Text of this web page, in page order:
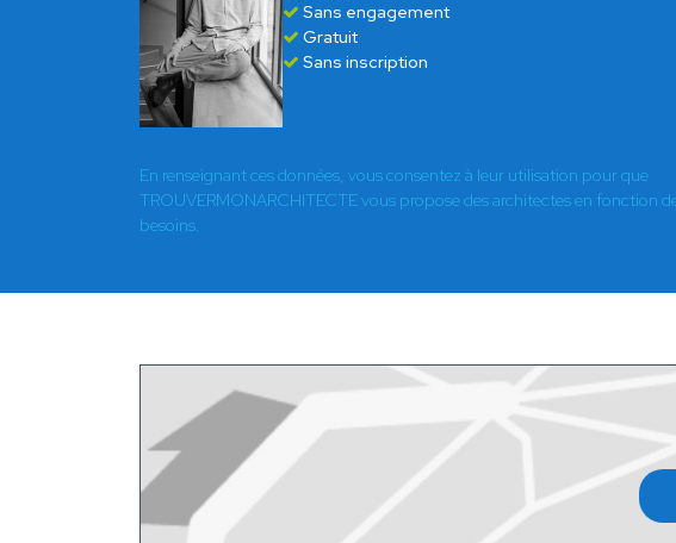
Sans engagement
Gratuit
Sans inscription
En renseignant ces données, vous consentez à leur utilisation pour que
TROUVERMONARCHITECTE vous propose des architectes en fonction
besoins.